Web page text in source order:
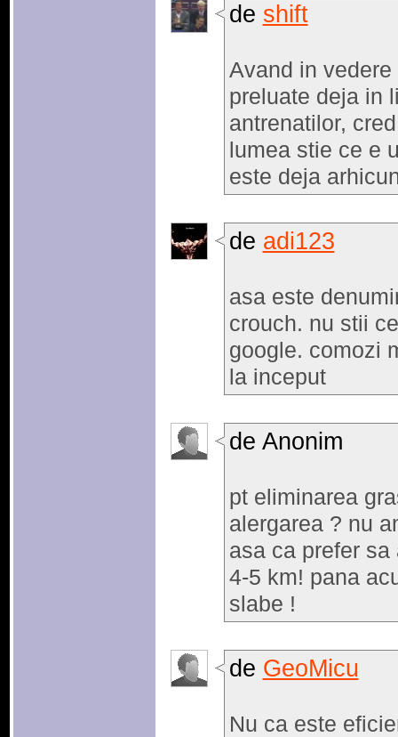
de shift
Avand in
preluate deja in
antrenatilor,
lumea stie ce e
este deja
de adi123
asa este
crouch. nu stii
google. comozi
la inceput
de Anonim
pt eliminarea
alergarea ? nu
asa ca prefer
4-5 km! pana
slabe !
de GeoMicu
Nu ca este